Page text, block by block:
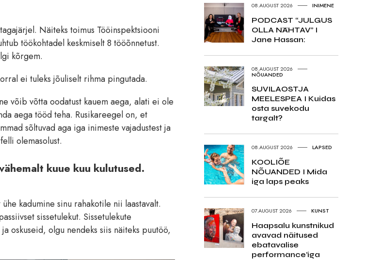
Näiteks toimus Tööinspektsiooni
töökohtadel keskmiselt 8 tööõnnetust.
kõrgem.
ei tuleks jõuliselt rihma pingutada.
võib võtta oodatust kauem aega, alati ei ole
aega tööd teha. Rusikareegel on, et
sõltuvad aga iga inimeste vajadustest ja
olemasolust.
kuue kuu kulutused.
kadumine sinu rahakotile nii laastavalt.
sissetulekut. Sissetulekute
oskuseid, olgu nendeks siis näiteks puutöö,
08.AUGUST 2026 INIMENE
PODCAST “JULGUS
OLLA NÄHTAV” I
Jane Hassan:
08.AUGUST 2026
NÕUANDED
SUVILAOSTJA
MEELESPEA I Kuidas
osta suvekodu
targalt?
08.AUGUST 2026 LAPSED
KOOLIÕE
NÕUANDED I Mida
iga laps peaks
07.AUGUST 2026 KUNST
Haapsalu kunstnikud
avavad näitused
ebatavalise
performance’iga